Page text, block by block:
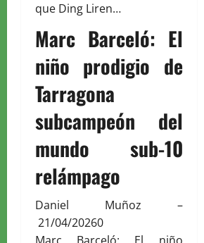
que Ding Liren…
Marc Barceló: El
niño prodigio de
Tarragona
subcampeón del
mundo sub-10
relámpago
Daniel Muñoz –
21/04/20260